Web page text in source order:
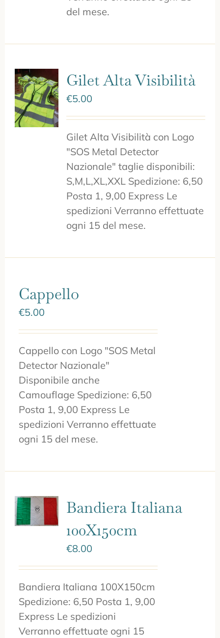
del mese.
Gilet Alta Visibilità
€5.00
Gilet Alta Visibilità con Logo
"SOS Metal Detector
Nazionale" taglie disponibili:
S,M,L,XL,XXL Spedizione: 6,50
Posta 1, 9,00 Express Le
spedizioni Verranno effettuate
ogni 15 del mese.
Cappello
€5.00
Cappello con Logo "SOS Metal
Detector Nazionale"
Disponibile anche
Camouflage Spedizione: 6,50
Posta 1, 9,00 Express Le
spedizioni Verranno effettuate
ogni 15 del mese.
Bandiera Italiana
100X150cm
€8.00
Bandiera Italiana 100X150cm
Spedizione: 6,50 Posta 1, 9,00
Express Le spedizioni
Verranno effettuate ogni 15